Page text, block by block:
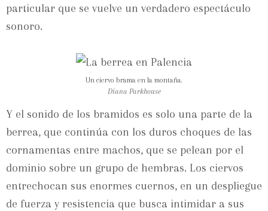
particular que se vuelve un verdadero espectáculo
sonoro.
Un ciervo brama en la montaña.
Diana Parkhouse
Y el sonido de los bramidos es solo una parte de la
berrea, que continúa con los duros choques de las
cornamentas entre machos, que se pelean por el
dominio sobre un grupo de hembras. Los ciervos
entrechocan sus enormes cuernos, en un despliegue
de fuerza y resistencia que busca intimidar a sus